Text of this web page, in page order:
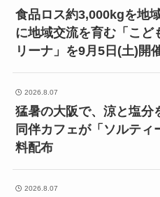
食品ロス約3,000kgを地
に地域交流を育む「こど
リーナ」を9月5日(土)開
2026.8.07
猛暑の大阪で、涼と塩分
同伴カフェが「ソルテ
料配布
2026.8.07